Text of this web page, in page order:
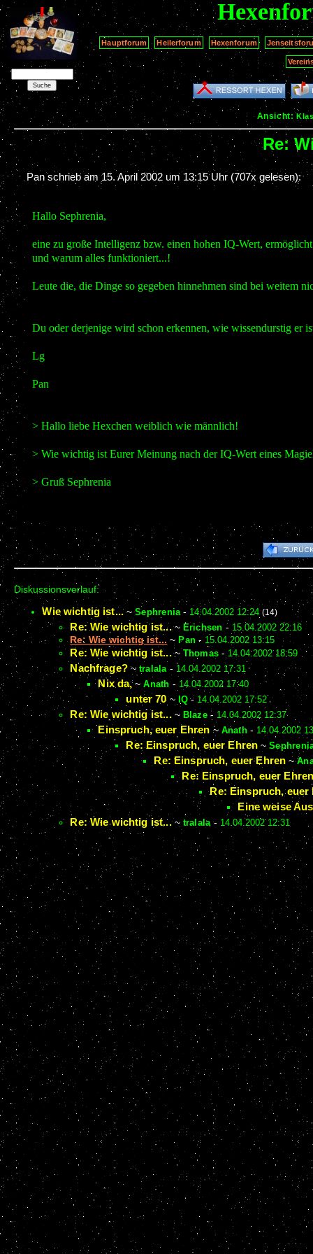
Hauptforum Heilerforum Hexenforum
Ansicht:
Re:
Pan schrieb am15. April 2002 um 13:15 Uhr (707x gelesen):
Hallo Sephrenia,
eine zu große Intelligenz bzw. einen hohen IQ-Wert,
und warum alles funktioniert...!
Leute die, die Dinge so gegeben hinnehmen sind bei weitem
Du oder derjenige wird schon erkennen, wie wissendurstig er
Lg
Pan
> Hallo liebe Hexchen weiblich wie männlich!
> Wie wichtig ist Eurer Meinung nach der IQ-Wert eines
> Gruß Sephrenia
Diskussionsverlauf:
Wie wichtig ist... ~Sephrenia- 14.04.2002 12:24 (14)
Re: Wie wichtig ist...~ Erichsen - 15.04.2002 22:16
Re: Wie wichtig ist... ~ Pan - 15.04.2002 13:15
Re: Wie wichtig ist...~ Thomas - 14.04.2002 18:59
Nachfrage?~ tralala- 14.04.2002 17:31
Nix da,~Anath- 14.04.2002 17:40
unter 70~ IQ - 14.04.2002 17:52
Re: Wie wichtig ist...~ Blaze- 14.04.2002 12:37
Einspruch, euer Ehren ~ Anath- 14.04.2002
Re: Einspruch, euer Ehren ~
Re: Einspruch, euer Ehren ~
Re: Einspruch, euer
Re: Einspruch, euer
Eine weise
Re: Wie wichtig ist...~ tralala- 14.04.2002 12:31